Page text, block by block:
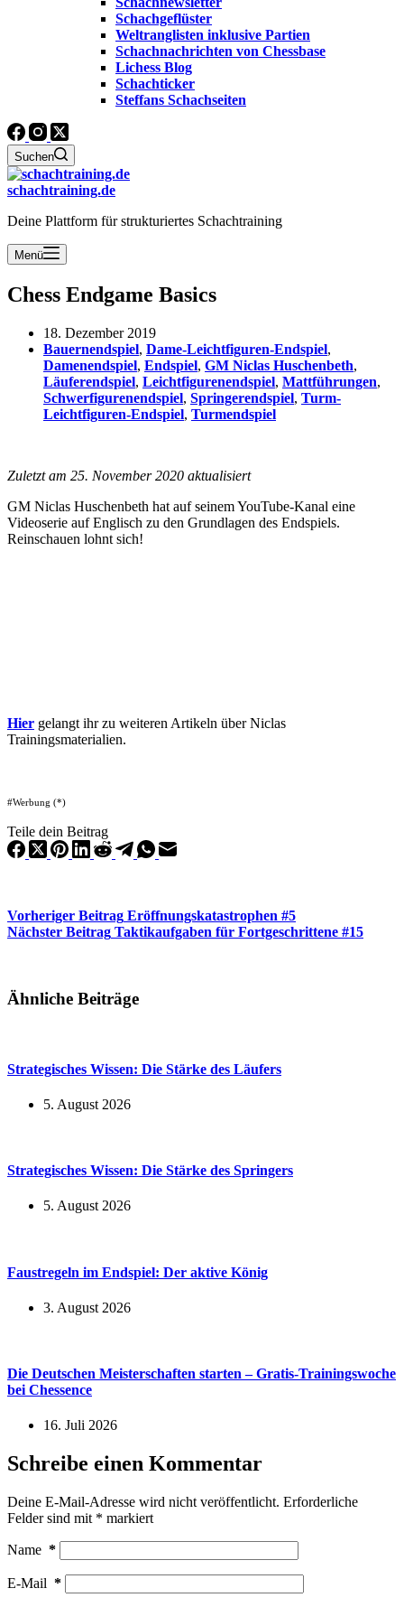
Schachgeflüster
Weltranglisten inklusive Partien
Schachnachrichten von Chessbase
Lichess Blog
Schachticker
Steffans Schachseiten
Suchen
schachtraining.de
Deine Plattform für strukturiertes Schachtraining
Menü
Chess Endgame Basics
18. Dezember 2019
Bauernendspiel, Dame-Leichtfiguren-Endspiel,
Damenendspiel, Endspiel, GM Niclas Huschenbeth,
Läuferendspiel, Leichtfigurenendspiel, Mattführungen,
Schwerfigurenendspiel, Springerendspiel, Turm-
Leichtfiguren-Endspiel, Turmendspiel
Zuletzt am 25. November 2020 aktualisiert
GM Niclas Huschenbeth hat auf seinem YouTube-Kanal eine
Videoserie auf Englisch zu den Grundlagen des Endspiels.
Reinschauen lohnt sich!
Hier gelangt ihr zu weiteren Artikeln über Niclas
Trainingsmaterialien.
#Werbung (*)
Teile dein Beitrag
Vorheriger Beitrag Eröffnungskatastrophen #5
Nächster Beitrag Taktikaufgaben für Fortgeschrittene #15
Ähnliche Beiträge
Strategisches Wissen: Die Stärke des Läufers
5. August 2026
Strategisches Wissen: Die Stärke des Springers
5. August 2026
Faustregeln im Endspiel: Der aktive König
3. August 2026
Die Deutschen Meisterschaften starten – Gratis-Trainingswoche
bei Chessence
16. Juli 2026
Schreibe einen Kommentar
Deine E-Mail-Adresse wird nicht veröffentlicht. Erforderliche
Felder sind mit * markiert
Name *
E-Mail *